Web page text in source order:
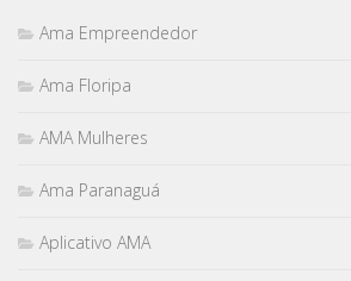
Ama Empreendedor
Ama Floripa
AMA Mulheres
Ama Paranaguá
Aplicativo AMA